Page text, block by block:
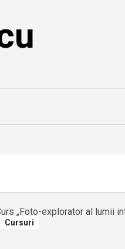
Cursuri